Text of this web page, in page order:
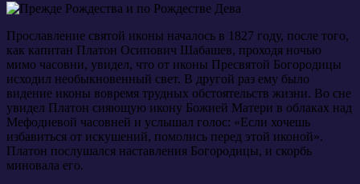
Прославление святой иконы началось в 1827 году, после того,
как капитан Платон Осипович Шабашев, проходя ночью
мимо часовни, увидел, что от иконы Пресвятой Богородицы
исходил необыкновенный свет. В другой раз ему было
видение иконы вовремя трудных обстоятельств жизни. Во сне
увидел Платон сияющую икону Божией Матери в облаках над
Мефодиевой часовней и услышал голос: «Если хочешь
избавиться от искушений, помолись перед этой иконой».
Платон послушался наставления Богородицы, и скорбь
миновала его.